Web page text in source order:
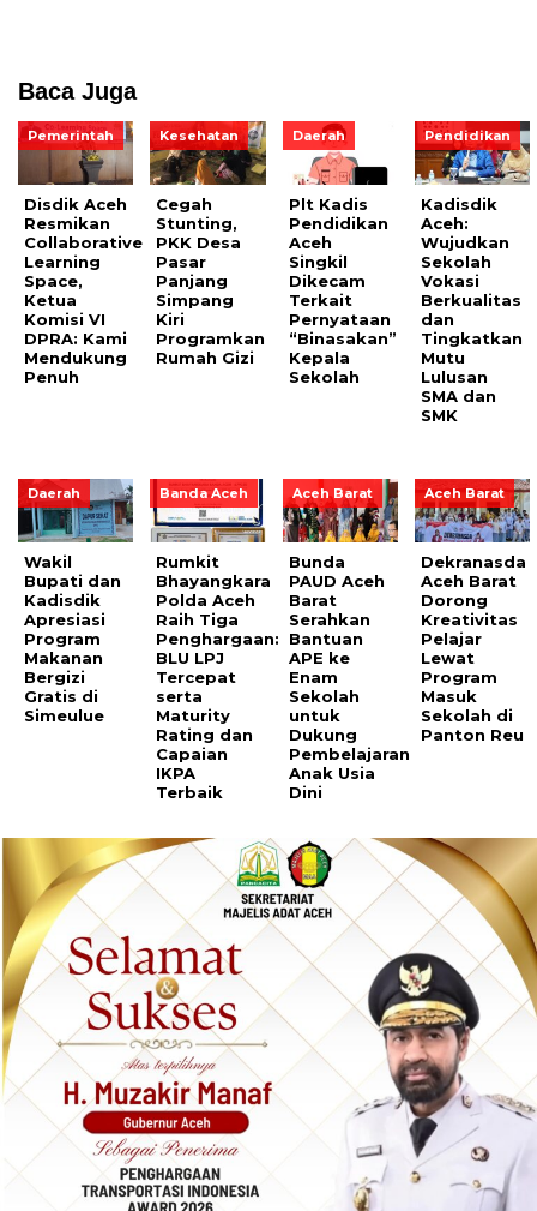
Baca Juga
Pemerintah
Disdik Aceh
Resmikan
Collaborative
Learning
Space,
Ketua
Komisi VI
DPRA: Kami
Mendukung
Penuh
Kesehatan
Cegah
Stunting,
PKK Desa
Pasar
Panjang
Simpang
Kiri
Programkan
Rumah Gizi
Daerah
Plt Kadis
Pendidikan
Aceh
Singkil
Dikecam
Terkait
Pernyataan
“Binasakan”
Kepala
Sekolah
Pendidikan
Kadisdik
Aceh:
Wujudkan
Sekolah
Vokasi
Berkualitas
dan
Tingkatkan
Mutu
Lulusan
SMA dan
SMK
Daerah
Wakil
Bupati dan
Kadisdik
Apresiasi
Program
Makanan
Bergizi
Gratis di
Simeulue
Banda Aceh
Rumkit
Bhayangkara
Polda Aceh
Raih Tiga
Penghargaan:
BLU LPJ
Tercepat
serta
Maturity
Rating dan
Capaian
IKPA
Terbaik
Aceh Barat
Bunda
PAUD Aceh
Barat
Serahkan
Bantuan
APE ke
Enam
Sekolah
untuk
Dukung
Pembelajaran
Anak Usia
Dini
Aceh Barat
Dekranasda
Aceh Barat
Dorong
Kreativitas
Pelajar
Lewat
Program
Masuk
Sekolah di
Panton Reu